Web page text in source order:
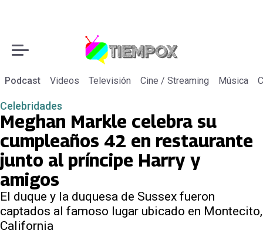
Podcast Videos Televisión Cine / Streaming Música
Celebridades
Meghan Markle celebra su
cumpleaños 42 en restaurante
junto al príncipe Harry y
amigos
El duque y la duquesa de Sussex fueron
captados al famoso lugar ubicado en Montecito,
California